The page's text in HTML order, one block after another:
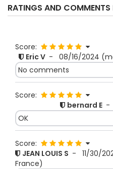
RATINGS AND
Score:
Eric V - 08/16/2024
No comments
Score:
bernard E -
OK
Score:
JEAN LOUIS S - 11/30/
France)